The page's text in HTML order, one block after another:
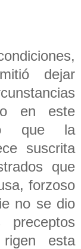
dejar
en este
que la
suscrita
que
forzoso
no se dio
esta